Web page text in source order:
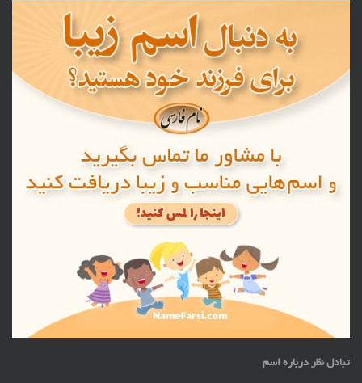
تبادل نظر درباره اسم